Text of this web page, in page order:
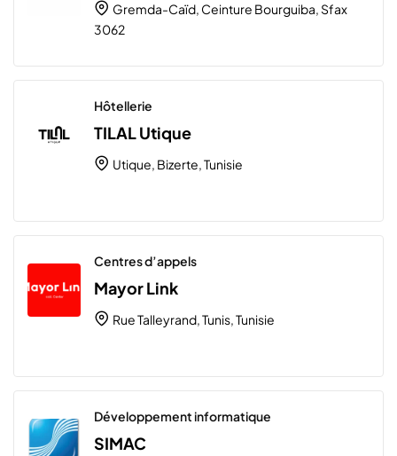
Gremda-Caïd, Ceinture Bourguiba, Sfax
3062
Hôtellerie
TILAL Utique
Utique, Bizerte, Tunisie
Centres d’appels
Mayor Link
Rue Talleyrand, Tunis, Tunisie
Développement informatique
SIMAC